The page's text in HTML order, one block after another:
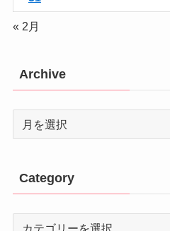
« 2月
Archive
Archive
Category
Category